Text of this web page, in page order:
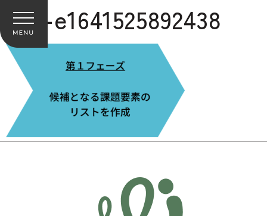
1-1-e1641525892438